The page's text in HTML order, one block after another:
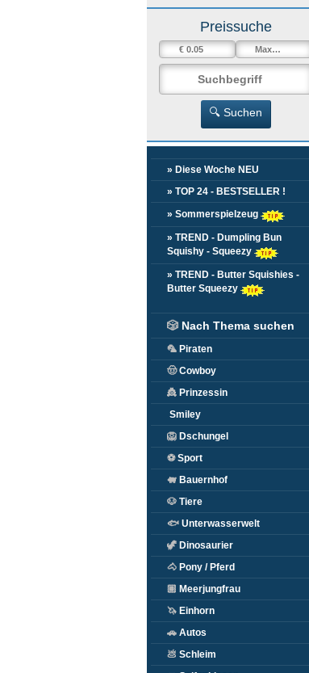
Preissuche
🔍 Suchen
» Diese Woche NEU
» TOP 24 - BESTSELLER !
» Sommerspielzeug
» TREND - Dumpling Bun
Squishy - Squeezy
» TREND - Butter Squishies -
Butter Squeezy
🎲 Nach Thema suchen
🦜 Piraten
🤠Cowboy
👸 Prinzessin
Smiley
🦁 Dschungel
⚽Sport
🐖 Bauernhof
🐶 Tiere
🐟 Unterwasserwelt
🦖 Dinosaurier
🐴 Pony / Pferd
🏽 Meerjungfrau
🦄 Einhorn
🚗 Autos
💩 Schleim